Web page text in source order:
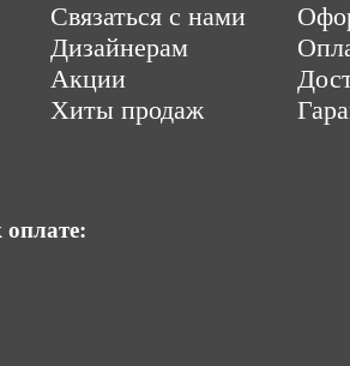
Связаться с нами
Дизайнерам
Акции
Хиты продаж
Продвижение сайтов by «ВзлЁт»